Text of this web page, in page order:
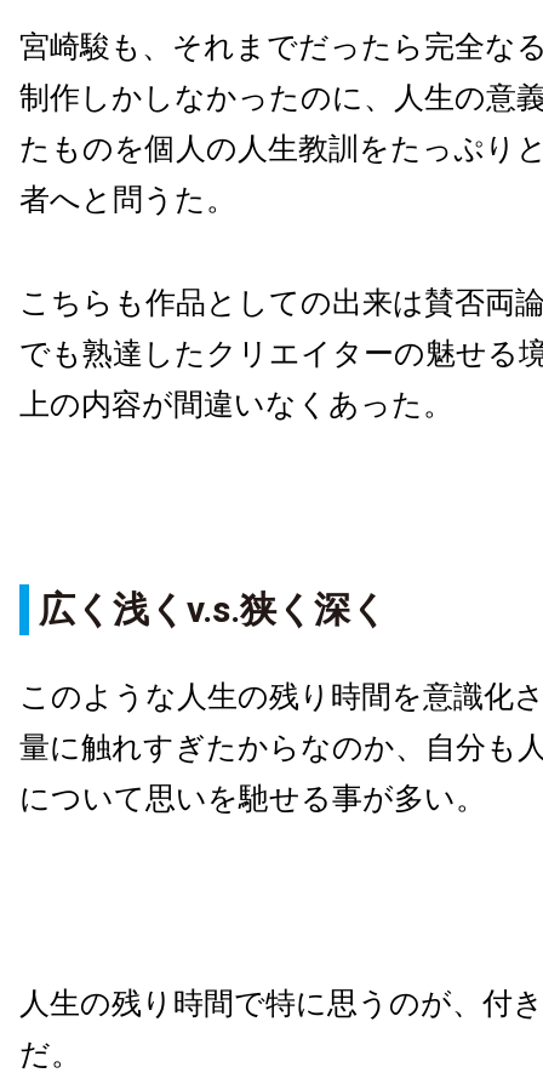
宮崎駿も、それまでだったら完全な
制作しかしなかったのに、人生の意
たものを個人の人生教訓をたっぷり
者へと問うた。
こちらも作品としての出来は賛否両
でも熟達したクリエイターの魅せる
上の内容が間違いなくあった。
広く浅くv.s.狭く深く
このような人生の残り時間を意識化
量に触れすぎたからなのか、自分も
について思いを馳せる事が多い。
人生の残り時間で特に思うのが、付
だ。